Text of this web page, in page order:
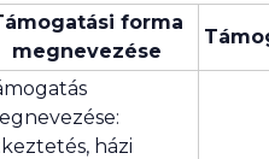
forma
megnevezése
házi